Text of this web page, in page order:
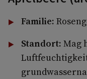
Familie:
Standort: Mag